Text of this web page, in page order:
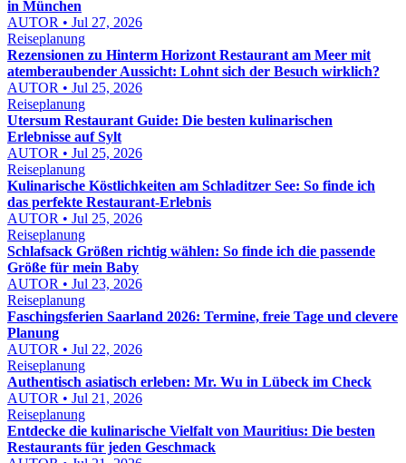
in München
AUTOR • Jul 27, 2026
Reiseplanung
Rezensionen zu Hinterm Horizont Restaurant am Meer mit
atemberaubender Aussicht: Lohnt sich der Besuch wirklich?
AUTOR • Jul 25, 2026
Reiseplanung
Utersum Restaurant Guide: Die besten kulinarischen
Erlebnisse auf Sylt
AUTOR • Jul 25, 2026
Reiseplanung
Kulinarische Köstlichkeiten am Schladitzer See: So finde ich
das perfekte Restaurant-Erlebnis
AUTOR • Jul 25, 2026
Reiseplanung
Schlafsack Größen richtig wählen: So finde ich die passende
Größe für mein Baby
AUTOR • Jul 23, 2026
Reiseplanung
Faschingsferien Saarland 2026: Termine, freie Tage und clevere
Planung
AUTOR • Jul 22, 2026
Reiseplanung
Authentisch asiatisch erleben: Mr. Wu in Lübeck im Check
AUTOR • Jul 21, 2026
Reiseplanung
Entdecke die kulinarische Vielfalt von Mauritius: Die besten
Restaurants für jeden Geschmack